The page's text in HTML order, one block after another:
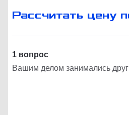
Рассчитать цену
1 вопрос
Вашим делом занимались